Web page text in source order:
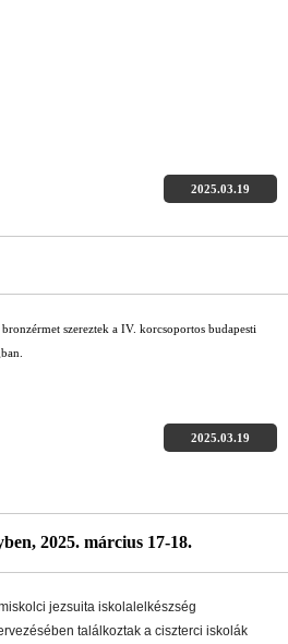
2025.03.19
szereztek a IV. korcsoportos budapesti
2025.03.19
2025. március 17-18.
jezsuita iskolalelkészség
találkoztak a ciszterci iskolák